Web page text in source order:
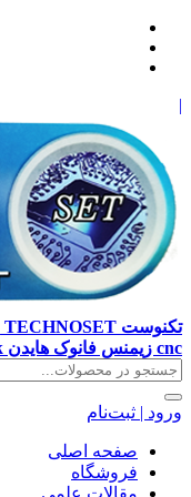
|
cnc زیمنس فانوک هایدن siemens ,fanuc, heidenhain ,hust, gsk
ورود | ثبت‌نام
صفحه اصلی
فروشگاه
مقالات علمی